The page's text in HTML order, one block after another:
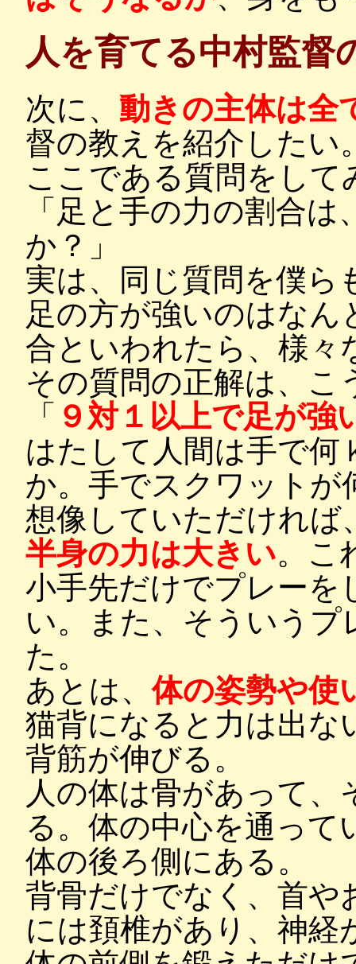
人を育てる中村監督
次に、 動きの主体は全
督の教えを紹介したい
ここである質問をして
「足と手の力の割合
か？」
実は、同じ質問を僕ら
足の方が強いのはな
合といわれたら、様々
その質問の正解は、こ
「 ９対１以上で足が強
はたして人間は手で何
か。手でスクワットが
想像していただければ
半身の力は大きい。こ
小手先だけでプレーを
い。また、そういう
た。
あとは、体の姿勢や使
猫背になると力は出な
背筋が伸びる。
人の体は骨があって
る。体の中心を通って
体の後ろ側にある。
背骨だけでなく、首や
には頚椎があり、神経